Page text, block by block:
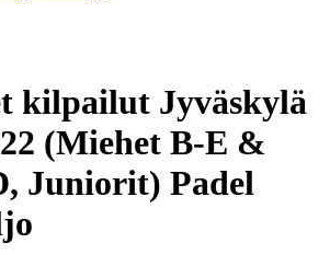
kilpailut Jyväskylä
(Miehet B-E &
Juniorit) Padel